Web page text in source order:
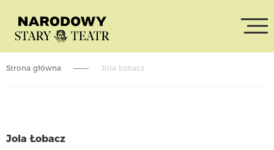
Strona główna Jola Łobacz
Jola Łobacz